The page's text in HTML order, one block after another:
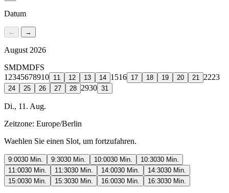
Datum
← →
August 2026
SMDMDFS
1 2345678910 11 12 13 14 1516 17 18 19 20 21 2223
24 25 26 27 28 2930 31
Di., 11. Aug.
Zeitzone: Europe/Berlin
Waehlen Sie einen Slot, um fortzufahren.
9:0030 Min. 9:3030 Min. 10:0030 Min. 10:3030 Min.
11:0030 Min. 11:3030 Min. 14:0030 Min. 14:3030 Min.
15:0030 Min. 15:3030 Min. 16:0030 Min. 16:3030 Min.